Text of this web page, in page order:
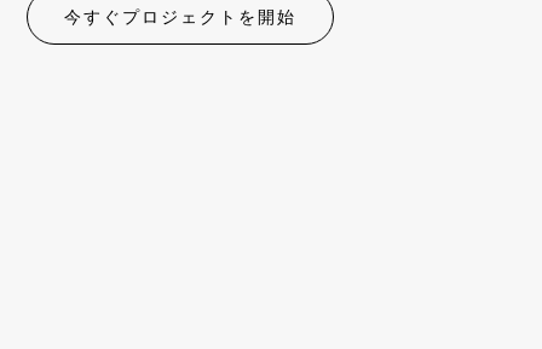
今すぐプロジェクトを開始